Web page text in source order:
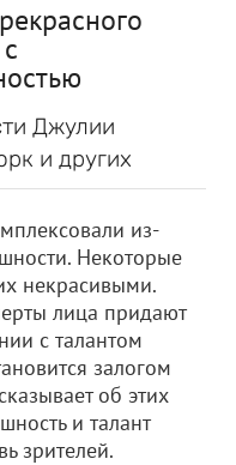
Джулии
и других
из-
Некоторые
некрасивыми.
лица придают
с талантом
залогом
об этих
и талант
зрителей.